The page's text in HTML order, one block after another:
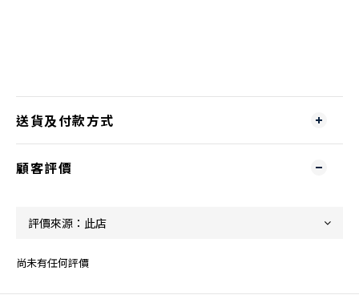
送貨及付款方式
顧客評價
尚未有任何評價